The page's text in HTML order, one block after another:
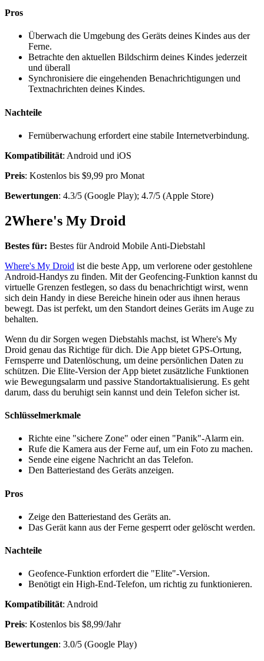
Pros
Überwach die Umgebung des Geräts deines Kindes aus der
Ferne.
Betrachte den aktuellen Bildschirm deines Kindes jederzeit
und überall
Synchronisiere die eingehenden Benachrichtigungen und
Textnachrichten deines Kindes.
Nachteile
Fernüberwachung erfordert eine stabile Internetverbindung.
Kompatibilität: Android und iOS
Preis: Kostenlos bis $9,99 pro Monat
Bewertungen: 4.3/5 (Google Play); 4.7/5 (Apple Store)
2Where's My Droid
Bestes für: Bestes für Android Mobile Anti-Diebstahl
Where's My Droid ist die beste App, um verlorene oder gestohlene
Android-Handys zu finden. Mit der Geofencing-Funktion kannst du
virtuelle Grenzen festlegen, so dass du benachrichtigt wirst, wenn
sich dein Handy in diese Bereiche hinein oder aus ihnen heraus
bewegt. Das ist perfekt, um den Standort deines Geräts im Auge zu
behalten.
Wenn du dir Sorgen wegen Diebstahls machst, ist Where's My
Droid genau das Richtige für dich. Die App bietet GPS-Ortung,
Fernsperre und Datenlöschung, um deine persönlichen Daten zu
schützen. Die Elite-Version der App bietet zusätzliche Funktionen
wie Bewegungsalarm und passive Standortaktualisierung. Es geht
darum, dass du beruhigt sein kannst und dein Telefon sicher ist.
Schlüsselmerkmale
Richte eine "sichere Zone" oder einen "Panik"-Alarm ein.
Rufe die Kamera aus der Ferne auf, um ein Foto zu machen.
Sende eine eigene Nachricht an das Telefon.
Den Batteriestand des Geräts anzeigen.
Pros
Zeige den Batteriestand des Geräts an.
Das Gerät kann aus der Ferne gesperrt oder gelöscht werden.
Nachteile
Geofence-Funktion erfordert die "Elite"-Version.
Benötigt ein High-End-Telefon, um richtig zu funktionieren.
Kompatibilität: Android
Preis: Kostenlos bis $8,99/Jahr
Bewertungen: 3.0/5 (Google Play)